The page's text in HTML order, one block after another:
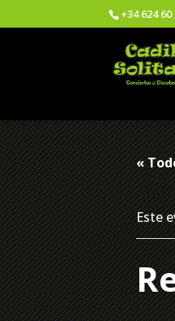
+34 624 60
«
Este